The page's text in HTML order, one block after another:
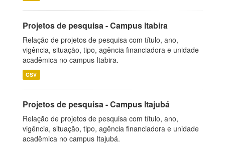
Projetos de pesquisa - Campus Itabira
Relação de projetos de pesquisa com título, ano,
vigência, situação, tipo, agência financiadora e unidade
acadêmica no campus Itabira.
CSV
Projetos de pesquisa - Campus Itajubá
Relação de projetos de pesquisa com título, ano,
vigência, situação, tipo, agência financiadora e unidade
acadêmica no campus Itajubá.